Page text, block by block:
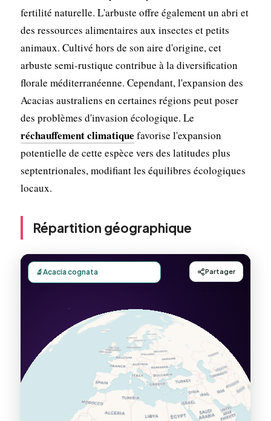
fertilité naturelle. L'arbuste offre également un abri et
des ressources alimentaires aux insectes et petits
animaux. Cultivé hors de son aire d'origine, cet
arbuste semi-rustique contribue à la diversification
florale méditerranéenne. Cependant, l'expansion des
Acacias australiens en certaines régions peut poser
des problèmes d'invasion écologique. Le
réchauffement climatique favorise l'expansion
potentielle de cette espèce vers des latitudes plus
septentrionales, modifiant les équilibres écologiques
locaux.
Répartition géographique